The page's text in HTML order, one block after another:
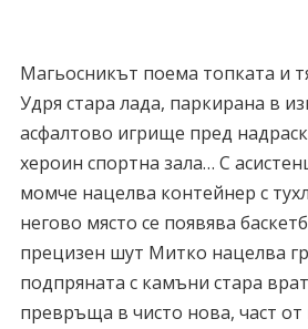
Магьосникът поема топката и
Удря стара лада, паркирана в
асфалтово игрище пред
хероин спортна зала… С
момче нацелва контейнер с
негово място се появява
прецизен шут Митко нацелва
подпряната с камъни стара
превръща в чисто нова, част от